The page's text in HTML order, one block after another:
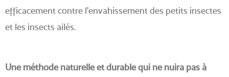
efficacement contre l'envahissement des petits insectes
et les insects ailés.
Une méthode naturelle et durable qui ne nuira pas à